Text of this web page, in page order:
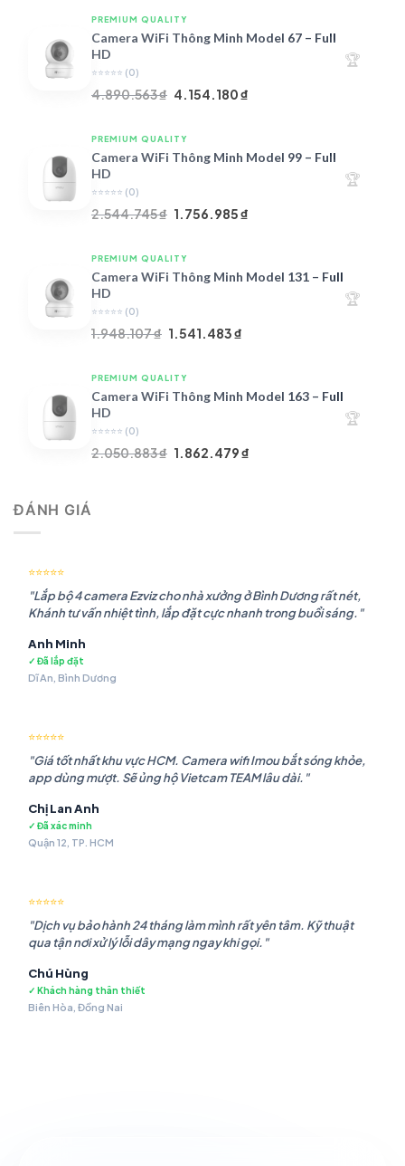
PREMIUM QUALITY
Camera WiFi Thông Minh Model 67 – Full
HD
⭐⭐⭐⭐⭐ (0)
4.890.563₫ Giá
là:
4.890.563 ₫.
4.154.180₫
là:
🏆
PREMIUM QUALITY
Camera WiFi Thông Minh Model 99 – Full
HD
⭐⭐⭐⭐⭐ (0)
2.544.745₫ Giá
là:
2.544.745 ₫.
1.756.985₫
là:
🏆
PREMIUM QUALITY
Camera WiFi Thông Minh Model 131 – Full
HD
⭐⭐⭐⭐⭐ (0)
1.948.107₫ Giá
là:
1.948.107 ₫.
1.541.483₫
là:
🏆
PREMIUM QUALITY
Camera WiFi Thông Minh Model 163 – Full
HD
⭐⭐⭐⭐⭐ (0)
2.050.883₫ Giá
1.862.479₫
🏆
ĐÁNH GIÁ
⭐⭐⭐⭐⭐
"Lắp bộ 4 camera Ezviz cho nhà xưởng ở Bình Dương rất nét,
Khánh tư vấn nhiệt tình, lắp đặt cực nhanh trong buổi sáng."
Anh Minh
✓ Đã lắp đặt
Dĩ An, Bình Dương
⭐⭐⭐⭐⭐
"Giá tốt nhất khu vực HCM. Camera wifi Imou bắt sóng khỏe,
app dùng mượt. Sẽ ủng hộ Vietcam TEAM lâu dài."
Chị Lan Anh
✓ Đã xác minh
Quận 12, TP. HCM
⭐⭐⭐⭐⭐
"Dịch vụ bảo hành 24 tháng làm mình rất yên tâm. Kỹ thuật
qua tận nơi xử lý lỗi dây mạng ngay khi gọi."
Chú Hùng
✓ Khách hàng thân thiết
Biên Hòa, Đồng Nai